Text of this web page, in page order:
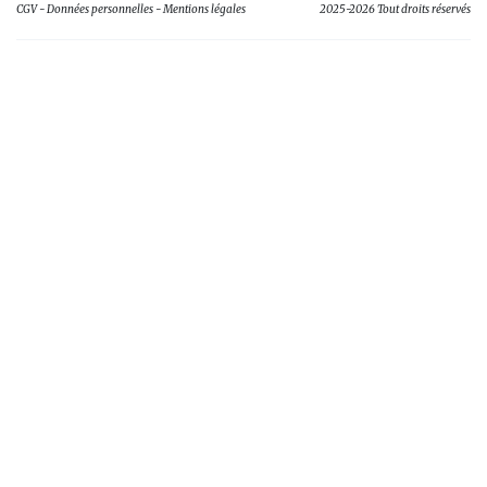
CGV Données personnelles Mentions légales 2025-2026 Tout droits réservés